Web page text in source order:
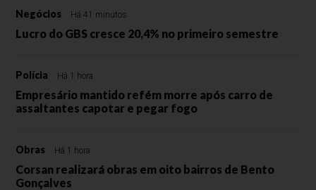
Negócios Há 41 minutos
Lucro do GBS cresce 20,4% no primeiro semestre
Polícia Há 1 hora
Empresário mantido refém morre após carro de
assaltantes capotar e pegar fogo
Obras Há 1 hora
Corsan realizará obras em oito bairros de Bento
Gonçalves